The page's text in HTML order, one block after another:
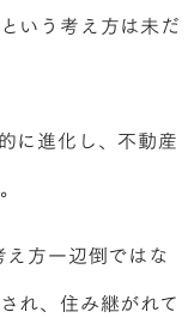
いう考え方は未だ
に進化し、不動産
方一辺倒ではな
れ、住み継がれて